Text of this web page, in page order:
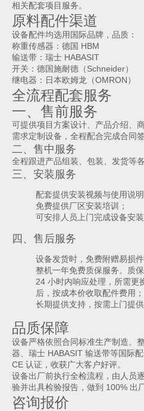
相关配套项目服务。
原料配件渠道
设备配件均选用国际品牌，品质：
称重传感器：德国 HBM
输送带：瑞士 HABASIT
开关：德国施耐德（Schneider）
继电器：日本欧姆龙（OMRON）
全流程配套服务
一、售前服务
可提供项目方案设计、产品介绍、
需求定制设备，全程配合完成合同
二、售中服务
全程跟进产品组装、包装、发货等
三、安装服务
配套提供安装视频与使用说
免费提供厂区安装培训；
可安排人员上门完成设备安装
四、售后服务
设备发货时，免费附赠易损
整机一年免费质保服务。质
24 小时内响应处理，所需更
后，按成本价收取配件费用；
长期提供支持，按需上门提供
品质保障
设备严格依照合同标准生产制造。
器、瑞士 HABASIT 输送带等国际
CE 认证，收获广大客户好评。
设备出厂前执行全检流程，由人员
验并出具检验报告，做到 100% 出
咨询报价